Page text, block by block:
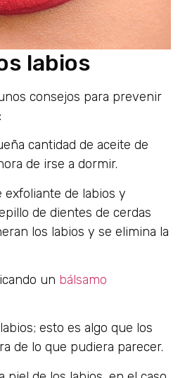
labios
consejos para prevenir
cantidad de aceite de
de irse a dormir.
de labios y
de dientes de cerdas
los labios y se elimina la
un bálsamo
esto es algo que los
de lo que pudiera parecer.